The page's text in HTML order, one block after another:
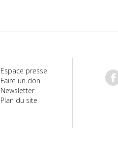
Espace presse
Faire un don
Newsletter
Plan du site